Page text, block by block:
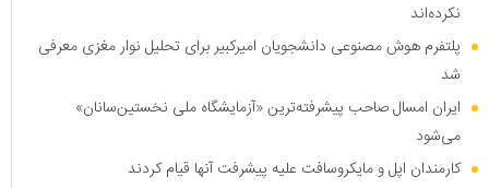
نکرده‌اند
پلتفرم هوش مصنوعی دانشجویان امیرکبیر برای تحلیل نوار مغزی معرفی
شد
ایران امسال صاحب پیشرفته‌ترین «آزمایشگاه ملی نخستین‌سانان»
می‌شود
کارمندان اپل و مایکروسافت علیه پیشرفت آنها قیام کردند